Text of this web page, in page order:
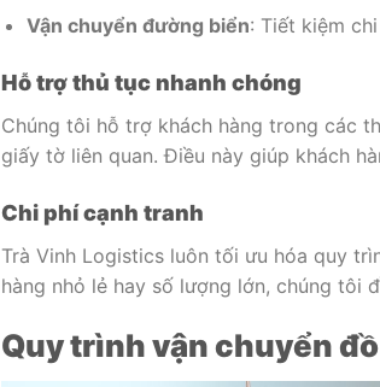
Vận chuyển đường biển: Tiết kiệm
Hỗ trợ thủ tục nhanh chóng
Chúng tôi hỗ trợ khách hàng trong các
giấy tờ liên quan. Điều này giúp khách
Chi phí cạnh tranh
Trà Vinh Logistics luôn tối ưu hóa quy
hàng nhỏ lẻ hay số lượng lớn, chúng tôi
Quy trình vận chuyển